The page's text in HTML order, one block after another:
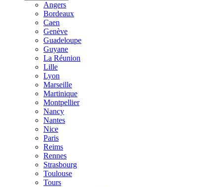
Angers
Bordeaux
Caen
Genève
Guadeloupe
Guyane
La Réunion
Lille
Lyon
Marseille
Martinique
Montpellier
Nancy
Nantes
Nice
Paris
Reims
Rennes
Strasbourg
Toulouse
Tours